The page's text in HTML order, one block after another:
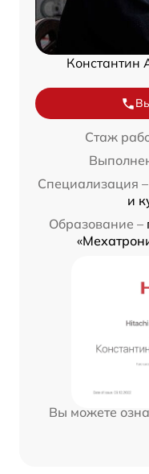
Константин
Стаж
Специализация –
и
Образование –
Вы можете